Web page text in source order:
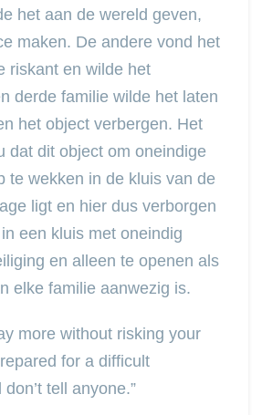
het aan de wereld geven,
maken. De andere vond het
riskant en wilde het
derde familie wilde het laten
het object verbergen. Het
dat dit object om oneindige
te wekken in de kluis van de
ligt en hier dus verborgen
een kluis met oneindig
en alleen te openen als
elke familie aanwezig is.
more without risking your
for a difficult
tell anyone.”